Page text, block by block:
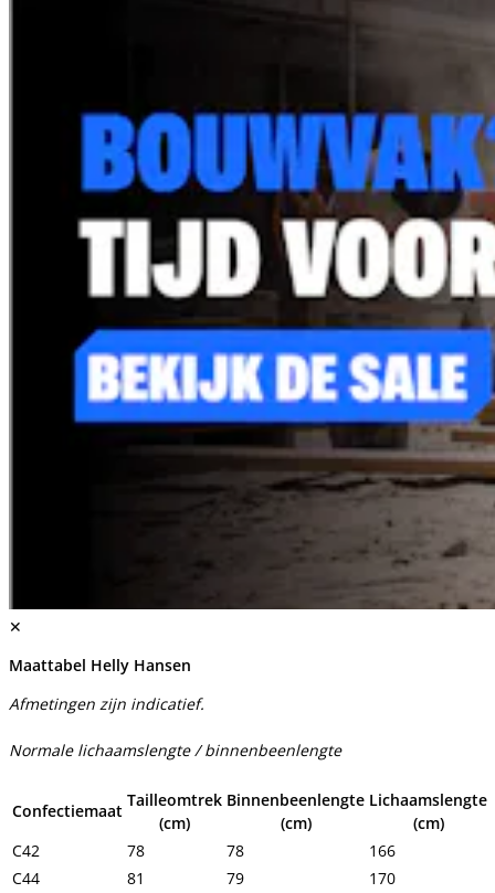
✕
Maattabel Helly Hansen
Afmetingen zijn indicatief.
Normale lichaamslengte / binnenbeenlengte
Confectiemaat
Tailleomtrek
(cm)
Binnenbeenlengte
(cm)
Lichaamslengte
(cm)
C42
78 78
166
C44
81 79
170